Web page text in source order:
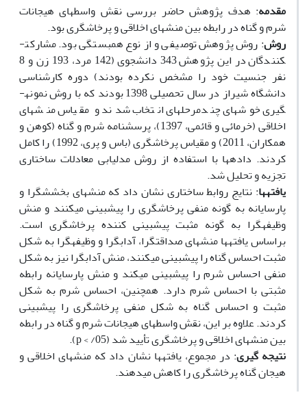
مقدمه: هدف پژوهش حاضر بررسی نقش واسطه­ای هیجانات
شرم و گناه در رابطه بین منش­های اخلاقی و پرخاشگری بود.
روش: روش پژوهش توصیفی و از نوع همبستگی بود. مشارکت­
کنندگان در این پژوهش 343 دانشجوی (142 مرد، 193 زن و 8
نفر جنسیت خود را مشخص نکرده بودند) دوره کارشناسی
دانشگاه شیراز در سال تحصیلی 1398 بودند که با روش نمونه­
گیری خوشه­ای چندمرحله­ای انتخاب شدند و مقیاس منش­های
اخلاقی (خرمائی و قائمی، 1397)، پرسشنامه شرم و گناه (کوهن و
همکاران، 2011) و مقیاس پرخاشگری (باس و پری، 1992) را کامل
کردند. داده­ها با استفاده از روش مدل­یابی معادلات ساختاری
تجزیه و تحلیل شد.
یافته­ها: نتایج روابط ساختاری نشان داد که منش­های بخشش­گرا و
پارسایانه به گونه منفی پرخاشگری را پیش­بینی می­کنند و منش
وظیفه­گرا به گونه مثبت پیش­بینی کننده پرخاشگری است.
براساس یافته­ها منش­های صداقت­گرا، آداب­گرا و وظیفه­گرا به شکل
مثبت احساس گناه را پیش­بینی می­کنند، منش آداب­گرا نیز به شکل
منفی احساس شرم را پیش­بینی می­کند و منش پارسایانه رابطه
مثبتی با احساس شرم دارد. همچنین، احساس شرم به شکل
مثبت و احساس گناه به شکل منفی پرخاشگری را پیش­بینی
کردند. علاوه بر این، نقش واسطه­ای هیجانات شرم و گناه در رابطه
بین منش­های اخلاقی و پرخاشگری تأیید شد (05/ > p).
نتیجه­ گیری: در مجموع، یافته­ها نشان داد که منش­های اخلاقی و
هیجان گناه پرخاشگری را کاهش می­دهند.